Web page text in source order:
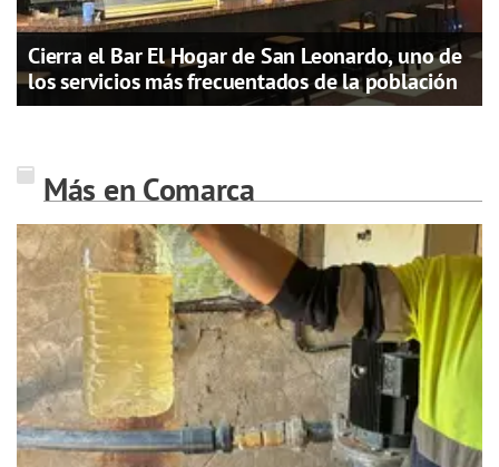
Cierra el Bar El Hogar de San Leonardo, uno de
los servicios más frecuentados de la población
Más en Comarca